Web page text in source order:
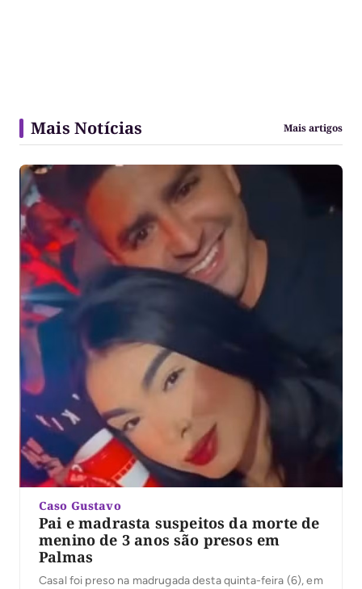
Mais Notícias Mais artigos
Caso Gustavo
Pai e madrasta suspeitos da morte de
menino de 3 anos são presos em
Palmas
Casal foi preso na madrugada desta quinta-feira (6), em